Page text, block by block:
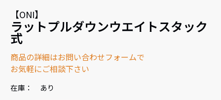
【ONI】
ラットプルダウンウエイトスタック
式
商品の詳細はお問い合わせフォームで
お気軽にご相談下さい
在庫： あり